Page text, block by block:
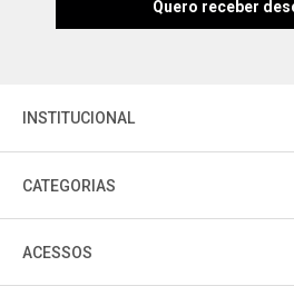
INSTITUCIONAL
CATEGORIAS
ACESSOS